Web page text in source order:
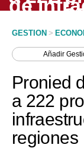
Economía
Mercados
Perú
GESTION >
Añadir
Pronied
a 222
regiones